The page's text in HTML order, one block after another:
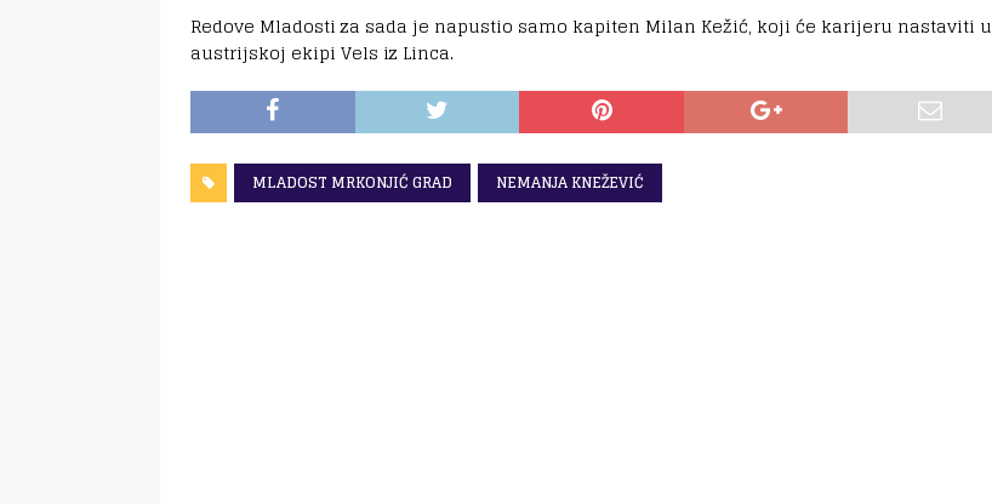
Redove Mladosti za sada je napustio samo kapiten Milan Kežić, koji će karijeru nastaviti u
austrijskoj ekipi Vels iz Linca.
MLADOST MRKONJIĆ GRAD NEMANJA KNEŽEVIĆ